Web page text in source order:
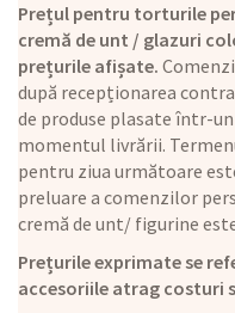
Prețul pentru torturile
cremă de unt / glazuri
prețurile afișate.
după recepționarea
de produse plasate într-
momentul livrării.
pentru ziua următoare
preluare a comenzilor
cremă de unt/ figurine
Prețurile exprimate se
accesoriile atrag costuri